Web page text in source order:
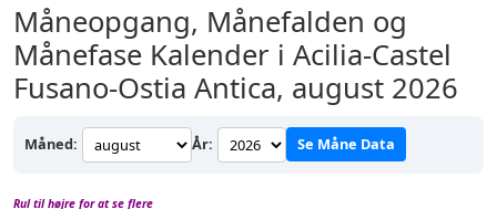
Måneopgang, Månefalden og
Månefase Kalender i Acilia-Castel
Fusano-Ostia Antica, august 2026
Måned: År: Se Måne Data
Rul til højre for at se flere